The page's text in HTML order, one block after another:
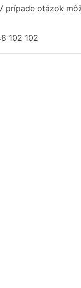
prípade otázok
102 102